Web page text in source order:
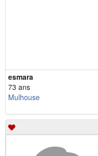
esmara
73 ans
Mulhouse